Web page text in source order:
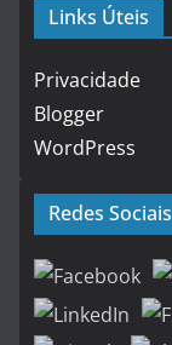
Links Úteis
Privacidade
Blogger
WordPress
Redes Sociais